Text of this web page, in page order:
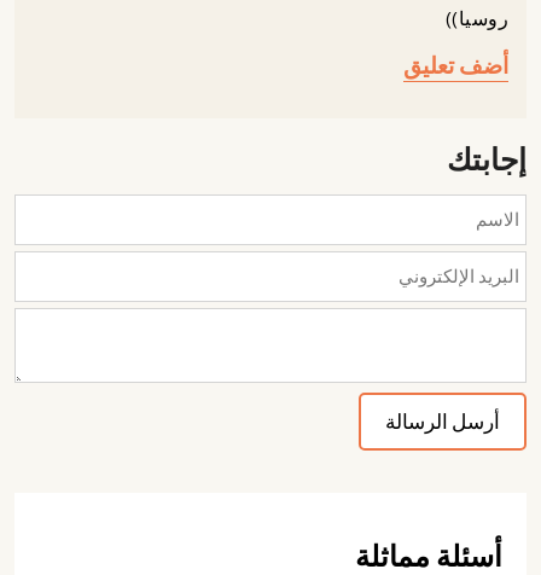
روسيا))
أضف تعليق
إجابتك
أسئلة مماثلة